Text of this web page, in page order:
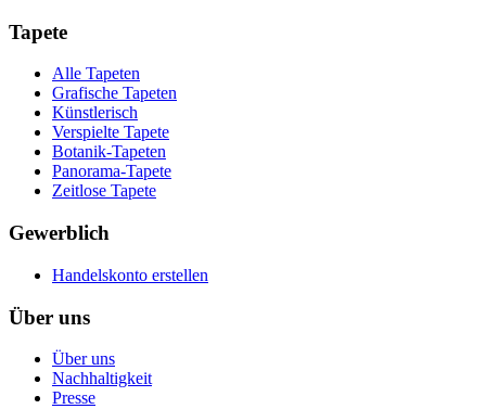
Tapete
Alle Tapeten
Grafische Tapeten
Künstlerisch
Verspielte Tapete
Botanik-Tapeten
Panorama-Tapete
Zeitlose Tapete
Gewerblich
Handelskonto erstellen
Über uns
Über uns
Nachhaltigkeit
Presse